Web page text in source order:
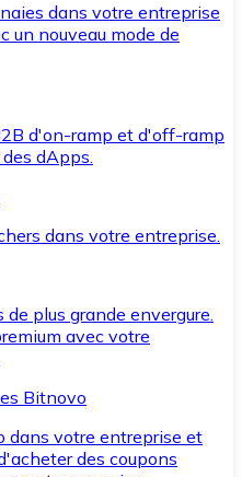
dans votre entreprise
un nouveau mode de
d'on-ramp et d'off-ramp
dApps.
dans votre entreprise.
plus grande envergure.
avec votre
Bitnovo
dans votre entreprise et
des coupons